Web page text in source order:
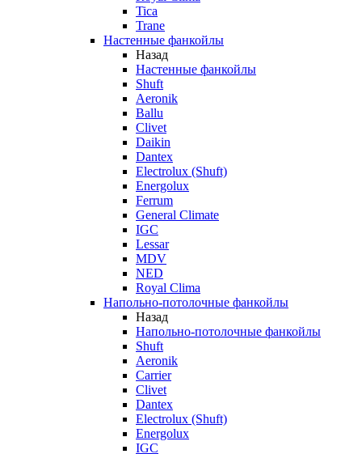
Tica
Trane
Настенные фанкойлы
Назад
Настенные фанкойлы
Shuft
Aeronik
Ballu
Clivet
Daikin
Dantex
Electrolux (Shuft)
Energolux
Ferrum
General Climate
IGC
Lessar
MDV
NED
Royal Clima
Напольно-потолочные фанкойлы
Назад
Напольно-потолочные фанкойлы
Shuft
Aeronik
Carrier
Clivet
Dantex
Electrolux (Shuft)
Energolux
IGC